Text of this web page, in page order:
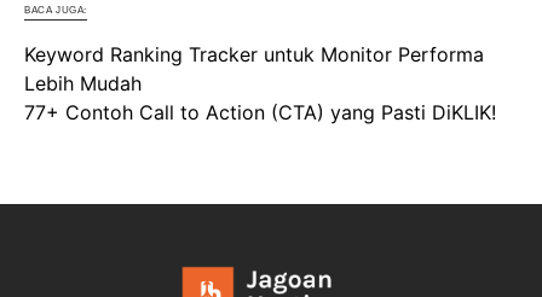
BACA JUGA:
Keyword Ranking Tracker untuk Monitor Performa
Lebih Mudah
77+ Contoh Call to Action (CTA) yang Pasti DiKLIK!